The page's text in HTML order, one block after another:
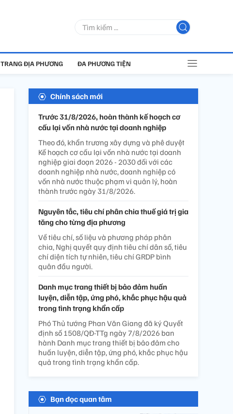
TRANG ĐỊA PHƯƠNG ĐA PHƯƠNG TIỆN
Chính sách mới
Trước 31/8/2026, hoàn thành kế hoạch cơ
cấu lại vốn nhà nước tại doanh nghiệp
Theo đó, khẩn trương xây dựng và phê duyệt
Kế hoạch cơ cấu lại vốn nhà nước tại doanh
nghiệp giai đoạn 2026 - 2030 đối với các
doanh nghiệp nhà nước, doanh nghiệp có
vốn nhà nước thuộc phạm vi quản lý, hoàn
thành trước ngày 31/8/2026.
Nguyên tắc, tiêu chí phân chia thuế giá trị gia
tăng cho từng địa phương
Về tiêu chí, số liệu và phương pháp phân
chia, Nghị quyết quy định tiêu chí dân số, tiêu
chí diện tích tự nhiên, tiêu chí GRDP bình
quân đầu người.
Danh mục trang thiết bị bảo đảm huấn
luyện, diễn tập, ứng phó, khắc phục hậu quả
trong tình trạng khẩn cấp
Phó Thủ tướng Phan Văn Giang đã ký Quyết
định số 1508/QĐ-TTg ngày 7/8/2026 ban
hành Danh mục trang thiết bị bảo đảm cho
huấn luyện, diễn tập, ứng phó, khắc phục hậu
quả trong tình trạng khẩn cấp.
Bạn đọc quan tâm